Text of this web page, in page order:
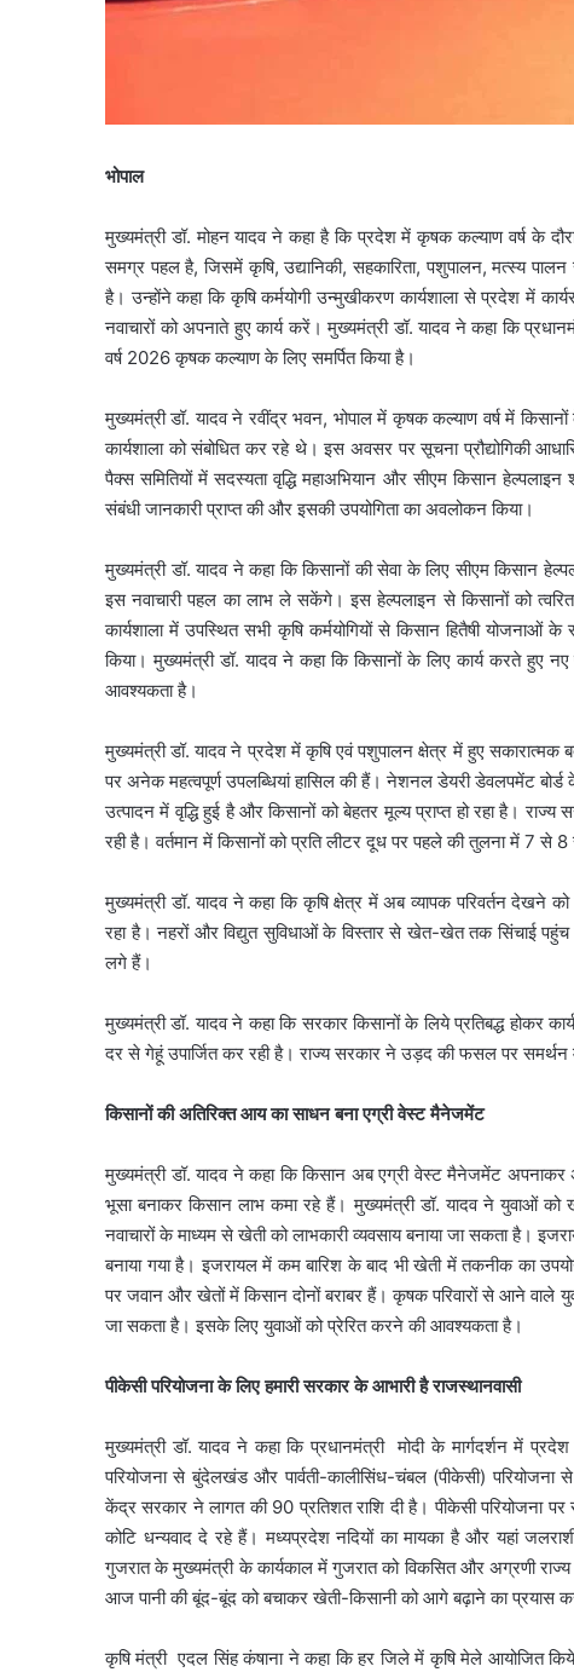
भोपाल
मुख्यमंत्री डॉ. मोहन यादव ने कहा है कि प्रदेश में कृषक कल्याण वर्ष के
समग्र पहल है, जिसमें कृषि, उद्यानिकी, सहकारिता, पशुपालन, मत्स्य पालन
है। उन्होंने कहा कि कृषि कर्मयोगी उन्मुखीकरण कार्यशाला से प्रदेश में
नवाचारों को अपनाते हुए कार्य करें। मुख्यमंत्री डॉ. यादव ने कहा कि
वर्ष 2026 कृषक कल्याण के लिए समर्पित किया है।
मुख्यमंत्री डॉ. यादव ने रवींद्र भवन, भोपाल में कृषक कल्याण वर्ष में
कार्यशाला को संबोधित कर रहे थे। इस अवसर पर सूचना प्रौद्योगिकी
पैक्स समितियों में सदस्यता वृद्धि महाअभियान और सीएम किसान
संबंधी जानकारी प्राप्त की और इसकी उपयोगिता का अवलोकन किया।
मुख्यमंत्री डॉ. यादव ने कहा कि किसानों की सेवा के लिए सीएम किसान
इस नवाचारी पहल का लाभ ले सकेंगे। इस हेल्पलाइन से किसानों को
कार्यशाला में उपस्थित सभी कृषि कर्मयोगियों से किसान हितैषी
किया। मुख्यमंत्री डॉ. यादव ने कहा कि किसानों के लिए कार्य करते
आवश्यकता है।
मुख्यमंत्री डॉ. यादव ने प्रदेश में कृषि एवं पशुपालन क्षेत्र में हुए
पर अनेक महत्वपूर्ण उपलब्धियां हासिल की हैं। नेशनल डेयरी डेवलपमेंट
उत्पादन में वृद्धि हुई है और किसानों को बेहतर मूल्य प्राप्त हो रहा है।
रही है। वर्तमान में किसानों को प्रति लीटर दूध पर पहले की तुलना में 7 से
मुख्यमंत्री डॉ. यादव ने कहा कि कृषि क्षेत्र में अब व्यापक परिवर्तन देखने
रहा है। नहरों और विद्युत सुविधाओं के विस्तार से खेत-खेत तक सिंचाई
लगे हैं।
मुख्यमंत्री डॉ. यादव ने कहा कि सरकार किसानों के लिये प्रतिबद्ध होकर
दर से गेहूं उपार्जित कर रही है। राज्य सरकार ने उड़द की फसल पर
किसानों की अतिरिक्त आय का साधन बना एग्री वेस्ट मैनेजमेंट
मुख्यमंत्री डॉ. यादव ने कहा कि किसान अब एग्री वेस्ट मैनेजमेंट
भूसा बनाकर किसान लाभ कमा रहे हैं। मुख्यमंत्री डॉ. यादव ने युवाओं
नवाचारों के माध्यम से खेती को लाभकारी व्यवसाय बनाया जा सकता है।
बनाया गया है। इजरायल में कम बारिश के बाद भी खेती में तकनीक का
पर जवान और खेतों में किसान दोनों बराबर हैं। कृषक परिवारों से आने वाले
जा सकता है। इसके लिए युवाओं को प्रेरित करने की आवश्यकता है।
पीकेसी परियोजना के लिए हमारी सरकार के आभारी है राजस्थानवासी
मुख्यमंत्री डॉ. यादव ने कहा कि प्रधानमंत्री मोदी के मार्गदर्शन में
परियोजना से बुंदेलखंड और पार्वती-कालीसिंध-चंबल (पीकेसी)
केंद्र सरकार ने लागत की 90 प्रतिशत राशि दी है। पीकेसी परियोजना
कोटि धन्यवाद दे रहे हैं। मध्यप्रदेश नदियों का मायका है और यहां
गुजरात के मुख्यमंत्री के कार्यकाल में गुजरात को विकसित और अग्रणी
आज पानी की बूंद-बूंद को बचाकर खेती-किसानी को आगे बढ़ाने का प्रयास
कृषि मंत्री एदल सिंह कंषाना ने कहा कि हर जिले में कृषि मेले आयोजित